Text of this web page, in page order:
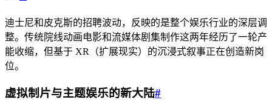
迪士尼和皮克斯的招聘波动，反映的是整个娱乐行业的深层调
整。传统院线动画电影和流媒体剧集制作这两年经历了一轮产
能收缩，但基于 XR（扩展现实）的沉浸式叙事正在创造新岗
位。
虚拟制片与主题娱乐的新大陆#